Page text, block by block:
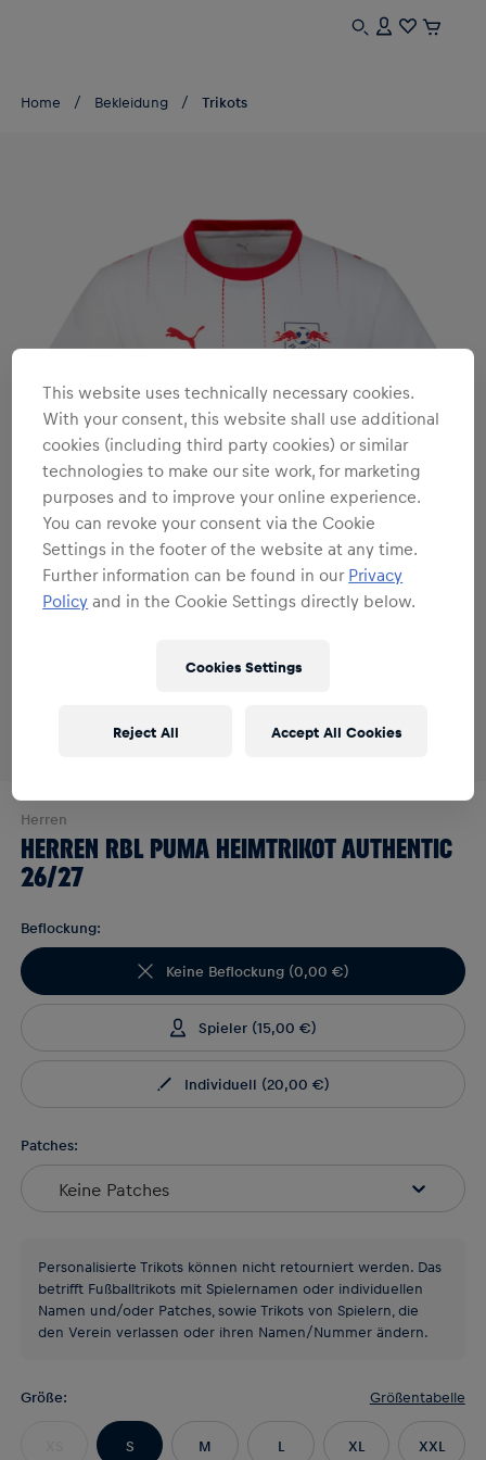
Home Bekleidung Trikots
Herren
HERREN RBL PUMA HEIMTRIKOT AUTHENTIC
26/27
Beflockung:
Keine Beflockung(0,00 €)
Spieler(15,00 €)
Individuell (20,00 €)
Patches:
Keine Patches
Personalisierte Trikots können nicht retourniert werden. Das
betrifft Fußballtrikots mit Spielernamen oder individuellen
Namen und/oder Patches, sowie Trikots von Spielern, die
den Verein verlassen oder ihren Namen/Nummer ändern.
Größe: Größentabelle
S M L XL XXL
This website uses technically necessary cookies.
With your consent, this website shall use additional
cookies (including third party cookies) or similar
technologies to make our site work, for marketing
purposes and to improve your online experience.
You can revoke your consent via the Cookie
Settings in the footer of the website at any time.
Further information can be found in our Privacy
Policy and in the Cookie Settings directly below.
Cookies Settings
Reject All Accept All Cookies